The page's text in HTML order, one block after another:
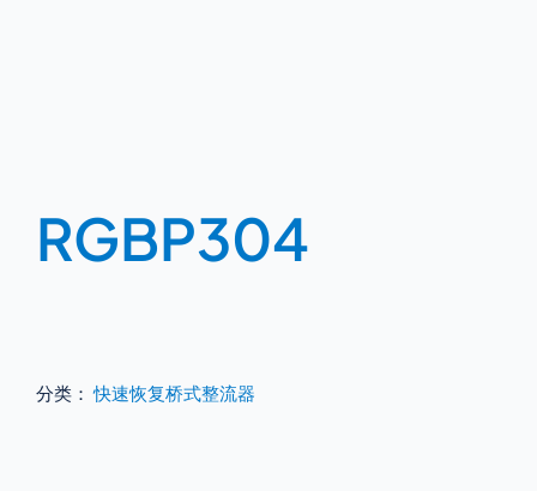
RGBP304
分类：快速恢复桥式整流器